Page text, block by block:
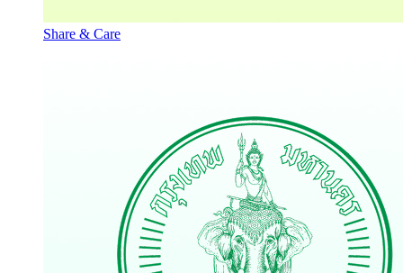
Share & Care